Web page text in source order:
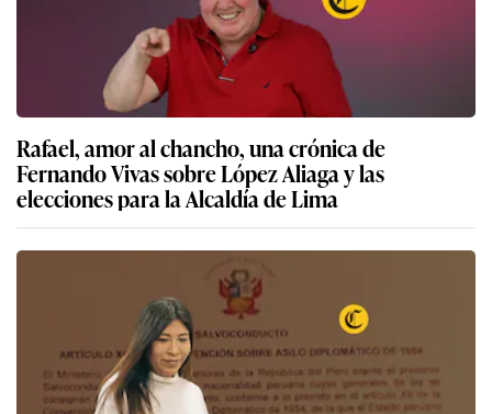
Rafael, amor al chancho, una crónica de
Fernando Vivas sobre López Aliaga y las
elecciones para la Alcaldía de Lima